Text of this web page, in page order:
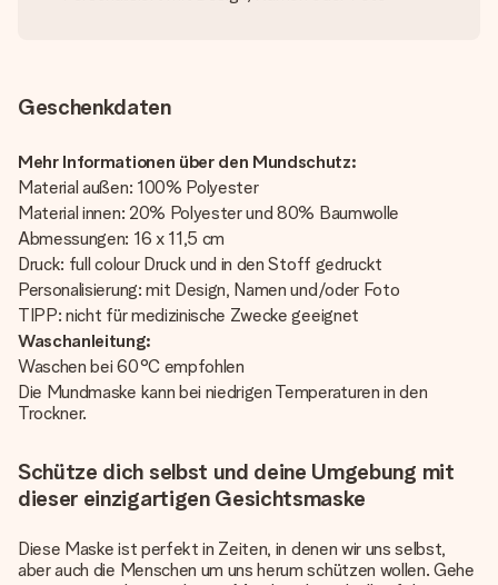
Geschenkdaten
Mehr Informationen über den Mundschutz:
Material außen: 100% Polyester
Material innen: 20% Polyester und 80% Baumwolle
Abmessungen: 16 x 11,5 cm
Druck: full colour Druck und in den Stoff gedruckt
Personalisierung: mit Design, Namen und/oder Foto
TIPP: nicht für medizinische Zwecke geeignet
Waschanleitung:
Waschen bei 60°C empfohlen
Die Mundmaske kann bei niedrigen Temperaturen in den
Trockner.
Schütze dich selbst und deine Umgebung mit
dieser einzigartigen Gesichtsmaske
Diese Maske ist perfekt in Zeiten, in denen wir uns selbst,
aber auch die Menschen um uns herum schützen wollen. Gehe